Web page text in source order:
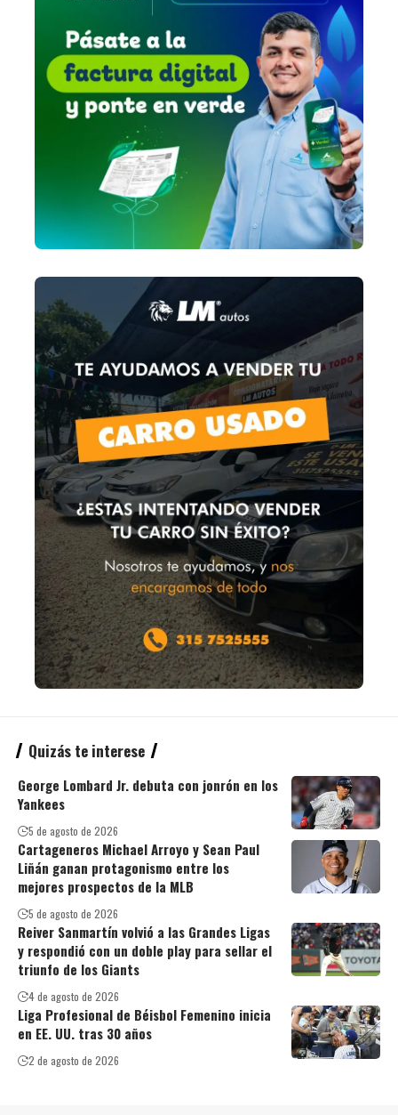
Quizás te interese
George Lombard Jr. debuta con jonrón en los
Yankees
5 de agosto de 2026
Cartageneros Michael Arroyo y Sean Paul
Liñán ganan protagonismo entre los
mejores prospectos de la MLB
5 de agosto de 2026
Reiver Sanmartín volvió a las Grandes Ligas
y respondió con un doble play para sellar el
triunfo de los Giants
4 de agosto de 2026
Liga Profesional de Béisbol Femenino inicia
en EE. UU. tras 30 años
2 de agosto de 2026